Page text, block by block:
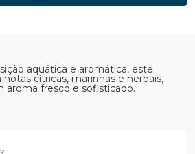
aquática e aromática, este
cítricas, marinhas e herbais,
aroma fresco e sofisticado.